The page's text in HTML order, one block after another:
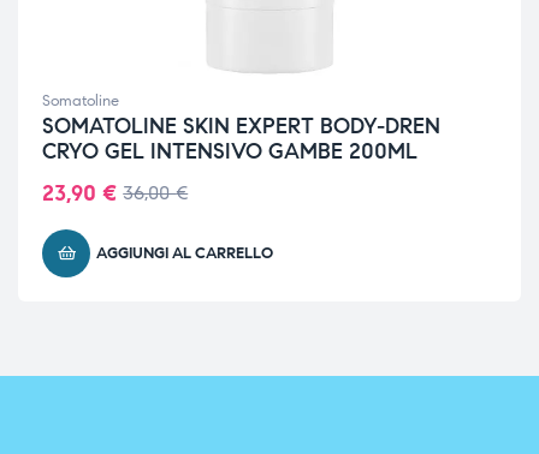
Somatoline
SOMATOLINE SKIN EXPERT BODY-DREN
CRYO GEL INTENSIVO GAMBE 200ML
36,00€
23,90 €
AGGIUNGI AL CARRELLO